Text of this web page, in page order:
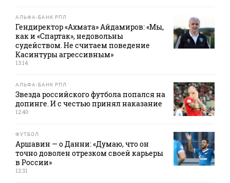
АЛЬФА-БАНК РПЛ
Гендиректор «Ахмата» Айдамиров: «Мы,
как и «Спартак», недовольны
судейством. Не считаем поведение
Касинтуры агрессивным»
13:14
АЛЬФА-БАНК РПЛ
Звезда российского футбола попался на
допинге. И с честью принял наказание
12:40
ФУТБОЛ
Аршавин — о Данни: «Думаю, что он
точно доволен отрезком своей карьеры
в России»
12:31